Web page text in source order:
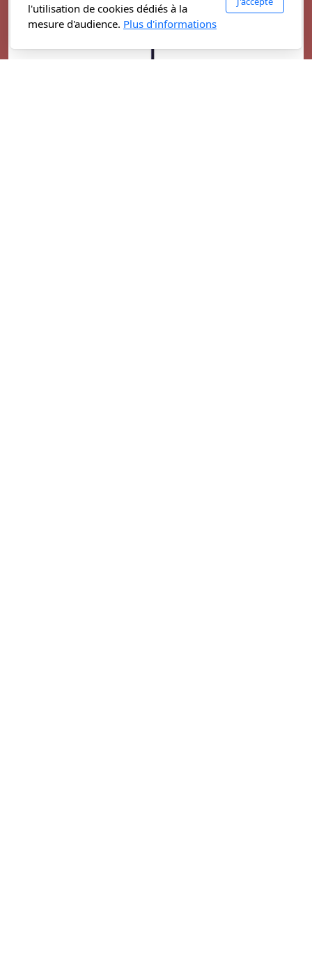
l'utilisation de cookies dédiés à la
mesure d'audience. Plus d'informations